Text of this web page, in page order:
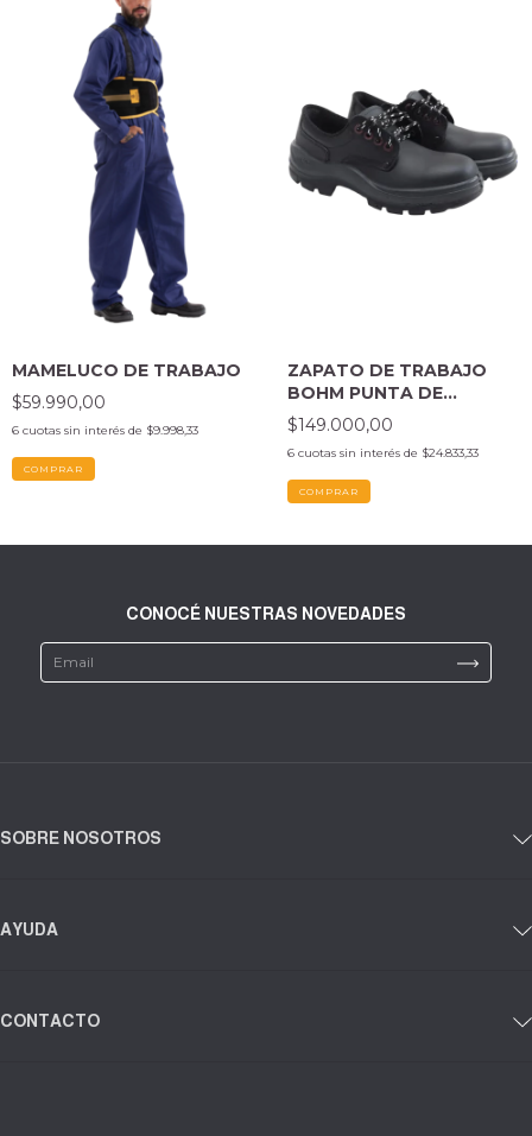
MAMELUCO DE TRABAJO
$59.990,00
6 cuotas sin interés de $9.998,33
COMPRAR
ZAPATO DE TRABAJO
BOHM PUNTA DE
PLÁSTICO NEGRO
$149.000,00
6 cuotas sin interés de $24.833,33
COMPRAR
CONOCÉ NUESTRAS NOVEDADES
SOBRE NOSOTROS
AYUDA
CONTACTO